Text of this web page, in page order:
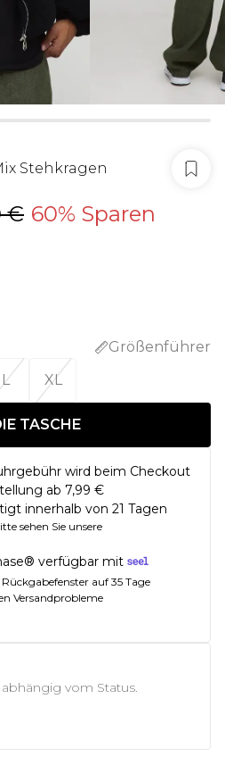
Stehkragen
€ 60% Sparen
Größenführer
L XL
TASCHE
wird beim Checkout
ab 7,99 €
innerhalb von 21 Tagen
sehen Sie unsere
verfügbar mit
auf 35 Tage
Versandprobleme
vom Status.